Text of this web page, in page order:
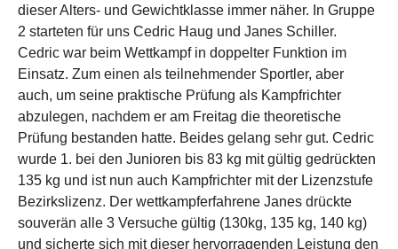
dieser Alters- und Gewichtklasse immer näher. In Gruppe
2 starteten für uns Cedric Haug und Janes Schiller.
Cedric war beim Wettkampf in doppelter Funktion im
Einsatz. Zum einen als teilnehmender Sportler, aber
auch, um seine praktische Prüfung als Kampfrichter
abzulegen, nachdem er am Freitag die theoretische
Prüfung bestanden hatte. Beides gelang sehr gut. Cedric
wurde 1. bei den Junioren bis 83 kg mit gültig gedrückten
135 kg und ist nun auch Kampfrichter mit der Lizenzstufe
Bezirkslizenz. Der wettkampferfahrene Janes drückte
souverän alle 3 Versuche gültig (130kg, 135 kg, 140 kg)
und sicherte sich mit dieser hervorragenden Leistung den